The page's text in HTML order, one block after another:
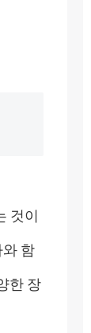
것이
함
한 장